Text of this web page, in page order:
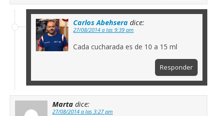
Carlos Abehsera dice:
27/08/2014 a las 9:39 pm
Cada cucharada es de 10 a 15 ml
Responder
Marta dice:
27/08/2014 a las 3:27 pm